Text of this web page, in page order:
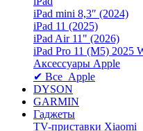
iPad mini 8,3″ (2024)
iPad 11 (2025)
iPad Air 11" (2026)
iPad Pro 11 (M5) 2025
Аксессуары Apple
✔ Все Apple
DYSON
GARMIN
Гаджеты
TV-приставки Xiaomi